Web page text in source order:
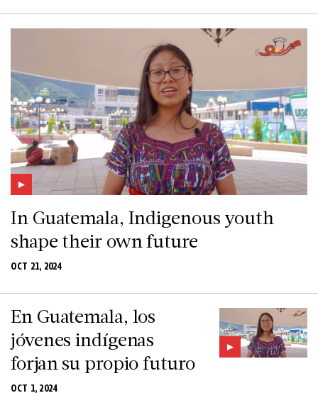
In Guatemala, Indigenous youth
shape their own future
OCT 21, 2024
En Guatemala, los
jóvenes indígenas
forjan su propio futuro
OCT 1, 2024